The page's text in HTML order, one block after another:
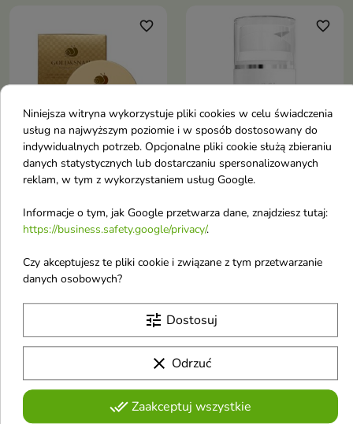

favorite_border
Petitfee Gold & Snail
pod oczy 60 sztuk
Wygładzające hydrożelowe
śluzem ślimaka to luksusowa
pielęgnacja dla delikatnej skóry
17,11 €

favorite_border
Apis Lifting Peptide
Maska pod oczy z
ml
tendencją do zmarszczek,
wymagającej szybkiego liftingu
12,39 €
favorite_border Obecnie brak na stanie
Niniejsza witryna wykorzystuje pliki cookies w celu świadczenia
usług na najwyższym poziomie i w sposób dostosowany do
indywidualnych potrzeb. Opcjonalne pliki cookie służą zbieraniu
danych statystycznych lub dostarczaniu spersonalizowanych
reklam, w tym z wykorzystaniem usług Google.
Informacje o tym, jak Google przetwarza dane, znajdziesz tutaj:
https://business.safety.google/privacy/.
Czy akceptujesz te pliki cookie i związane z tym przetwarzanie
danych osobowych?
tune Dostosuj
clear Odrzuć
done_allZaakceptuj wszystkie